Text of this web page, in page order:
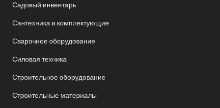
Садовый инвентарь
Сантехника и комплектующие
Сварочное оборудование
Силовая техника
Строительное оборудование
Строительные материалы